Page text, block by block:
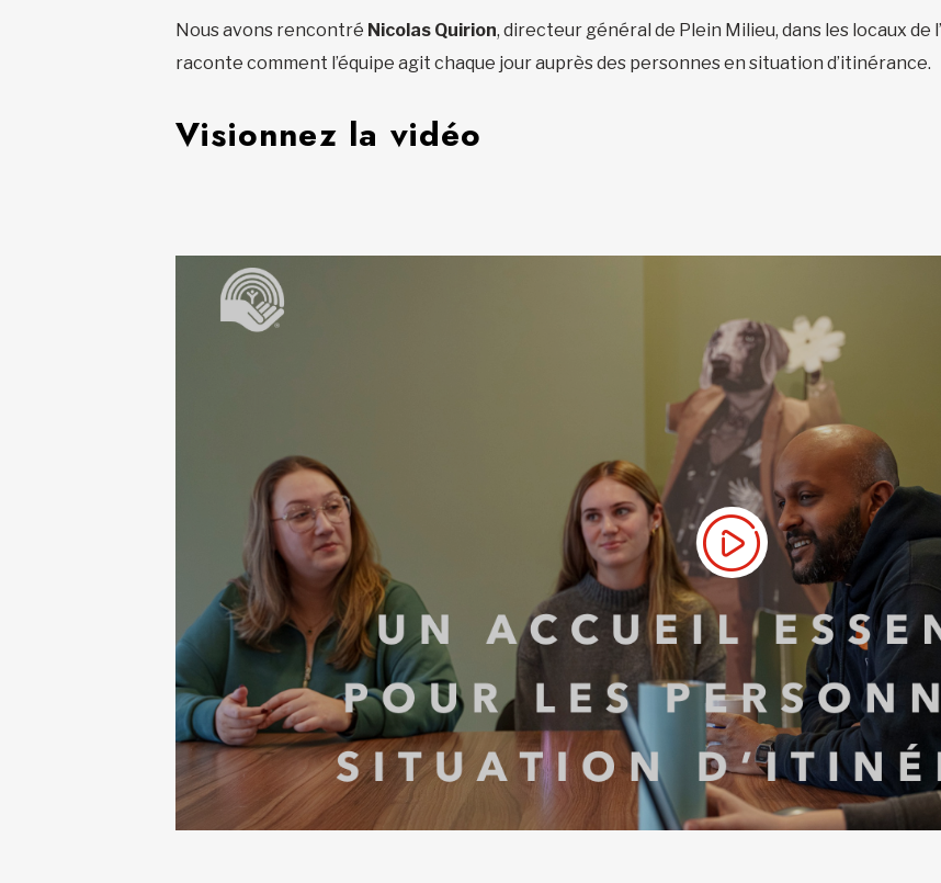
Nous avons rencontré Nicolas Quirion, directeur général de Plein Milieu, dans les locaux de
raconte comment l’équipe agit chaque jour auprès des personnes en situation d’itinérance.
Visionnez la vidéo